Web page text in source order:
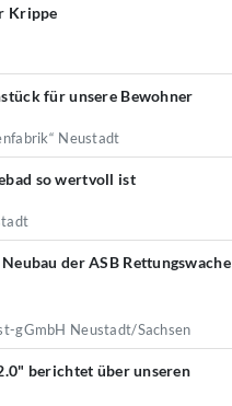
Krippe
für unsere Bewohner
Neustadt
so wertvoll ist
der ASB Rettungswache
gGmbH Neustadt/Sachsen
berichtet über unseren